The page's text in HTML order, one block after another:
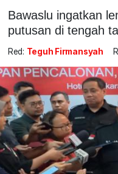
Bawaslu ingatkan
putusan di tengah
Red: Teguh Firmansyah